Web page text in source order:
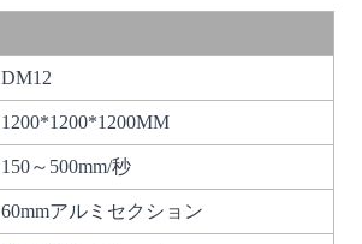
DM12
1200*1200*1200MM
150～500mm/秒
60mmアルミセクション